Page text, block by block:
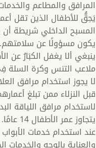
المرافق والمطاعم
المسبح الداخلي شريطة
يكون مسؤولًا عن سلامتهم.
ينبغي ألا يغفل الكبَارُ عن
ملاعب التنس وكرة السلة
لا يجوز استخدام مرافق
قبل النزلاء ممن تبلغ أعمارهم 18 عامًا أو
لاستخدام مرافق اللياقة
يتجاوز عمر الأطفال 14 عامًا.
عند استخدام خدمات
والعناية بالوجه والخدمات